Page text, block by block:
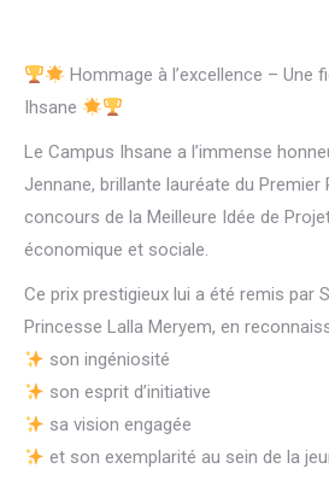
Hommage à l’excellence – Une
Ihsane
Le Campus Ihsane a l’immense
Jennane, brillante lauréate du Premier
concours de la Meilleure Idée de
économique et sociale.
Ce prix prestigieux lui a été remis par
Princesse Lalla Meryem, en
son ingéniosité
son esprit d’initiative
sa vision engagée
et son exemplarité au sein de la